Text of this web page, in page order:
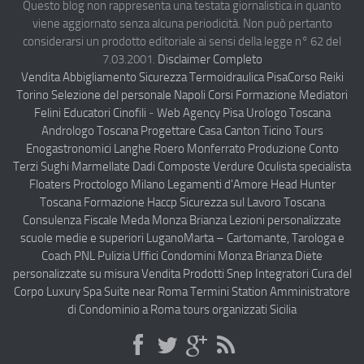
Compagnie Aeree
Industria
Notizie Italia
Aeronautica Civile
Aeronautica Militare
Aeroporti
Compagnie Aeree
Forze Aeree
Incidenti e inconvenienti aerei
Industria
Questo blog non rappresenta una testata giornalistica in quanto
viene aggiornato senza alcuna periodicità. Non può pertanto
considerarsi un prodotto editoriale ai sensi della legge n° 62 del
7.03.2001. Disclaimer Completo
Vendita Abbigliamento SicurezzaTermoidraulica PisaCorso Reiki
Torino Selezione del personale Napoli Corsi Formazione Mediatori
Felini Educatori Cinofili - Web Agency Pisa Urologo Toscana
Andrologo Toscana Progettare Casa Canton Ticino Tours
Enogastronomici Langhe Roero Monferrato Produzione Conto
Terzi Sughi Marmellate Dadi Composte Verdure Oculista specialista
Floaters Proctologo Milano Legamenti d'Amore Head Hunter
Toscana Formazione Haccp Sicurezza sul Lavoro Toscana
Consulenza Fiscale Meda Monza Brianza Lezioni personalizzate
scuole medie e superiori LuganoMarta – Cartomante, Tarologa e
Coach PNL Pulizia Uffici Condomini Monza Brianza Diete
personalizzate su misuraVendita Prodotti Snep Integratori Cura del
Corpo Luxury Spa Suite near Roma Termini Station Amministratore
di Condominio a Romatours organizzati Sicilia